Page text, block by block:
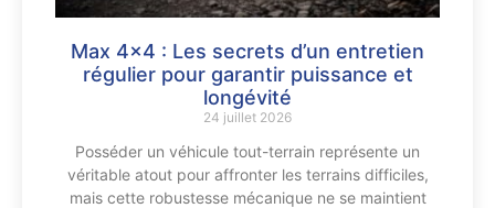
Max 4×4 : Les secrets d’un entretien
régulier pour garantir puissance et
longévité
24 juillet 2026
Posséder un véhicule tout-terrain représente un
véritable atout pour affronter les terrains difficiles,
mais cette robustesse mécanique ne se maintient